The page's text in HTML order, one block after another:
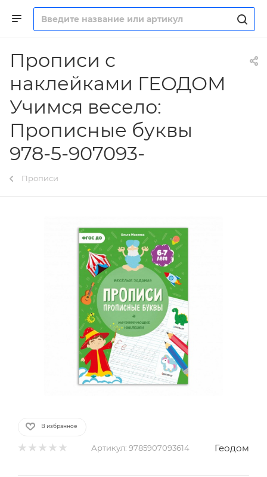
Прописи с
наклейками ГЕОДОМ
Учимся весело:
Прописные буквы
978-5-907093-
Прописи
В избранное
Артикул: 9785907093614 Геодом